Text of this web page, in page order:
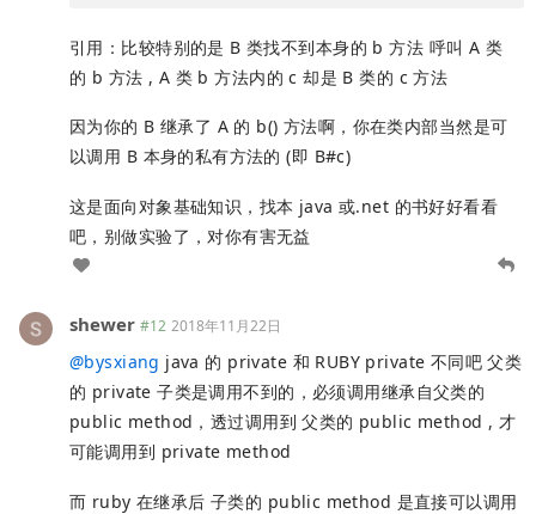
引用：比较特别的是 B 类找不到本身的 b 方法 呼叫 A 类
的 b 方法 , A 类 b 方法内的 c 却是 B 类的 c 方法
因为你的 B 继承了 A 的 b() 方法啊，你在类内部当然是可
以调用 B 本身的私有方法的 (即 B#c)
这是面向对象基础知识，找本 java 或.net 的书好好看看
吧，别做实验了，对你有害无益
shewer #12 2018年11月22日
@bysxiang java 的 private 和 RUBY private 不同吧 父类
的 private 子类是调用不到的，必须调用继承自父类的
public method，透过调用到 父类的 public method , 才
可能调用到 private method
而 ruby 在继承后 子类的 public method 是直接可以调用